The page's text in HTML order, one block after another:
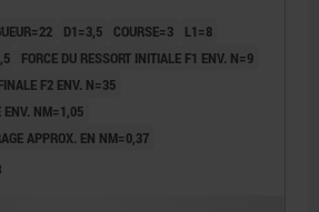
D1=3,5 COURSE=3
L1=8
FORCE DU RESSORT INITIALE F1 ENV. N=9
F2 ENV. N=35
ENV. NM=1,05
APPROX. EN NM=0,37